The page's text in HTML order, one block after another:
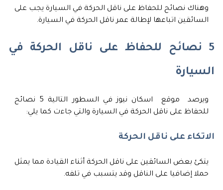
وهناك نصائح للحفاظ على ناقل الحركة في السيارة يجب على
السائقين اتباعها لإطالة عمر ناقل الحركة في السيارة.
5 نصائح للحفاظ على ناقل الحركة في
السيارة
ويرصد موقع اسكان نيوز في السطور التالية 5 نصائح
للحفاظ على ناقل الحركة في السيارة والتي جاءت كما يلي:
الاتكاء على ناقل الحركة
يتكئ بعض السائقين على ناقل الحركة أثناء القيادة مما يمثل
حملا إضافيا على الناقل وقد يتسبب في تلفه.